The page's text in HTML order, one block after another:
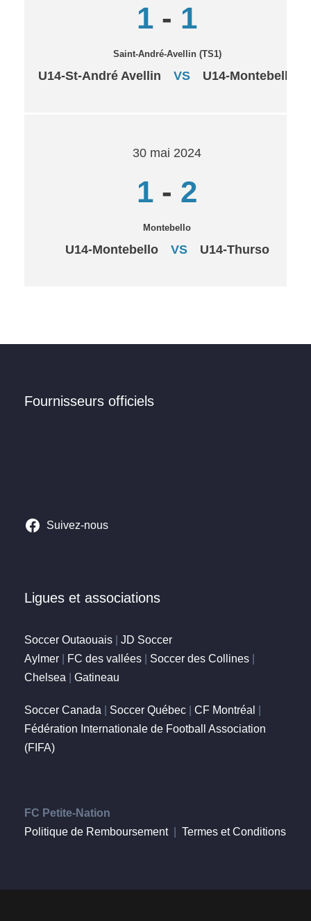
1 - 1
Saint-André-Avellin (TS1)
U14-St-André Avellin VS U14-Montebello
30 mai 2024
1 - 2
Montebello
U14-Montebello VS U14-Thurso
Fournisseurs officiels
Suivez-nous
Ligues et associations
Soccer Outaouais
JD Soccer
Aylmer
FC des vallées Soccer des Collines
Chelsea
Gatineau
Soccer Canada Soccer Québec CF Montréal
Fédération Internationale de Football Association
(FIFA)
FC Petite-Nation
Politique de Remboursement| Termes et Conditions